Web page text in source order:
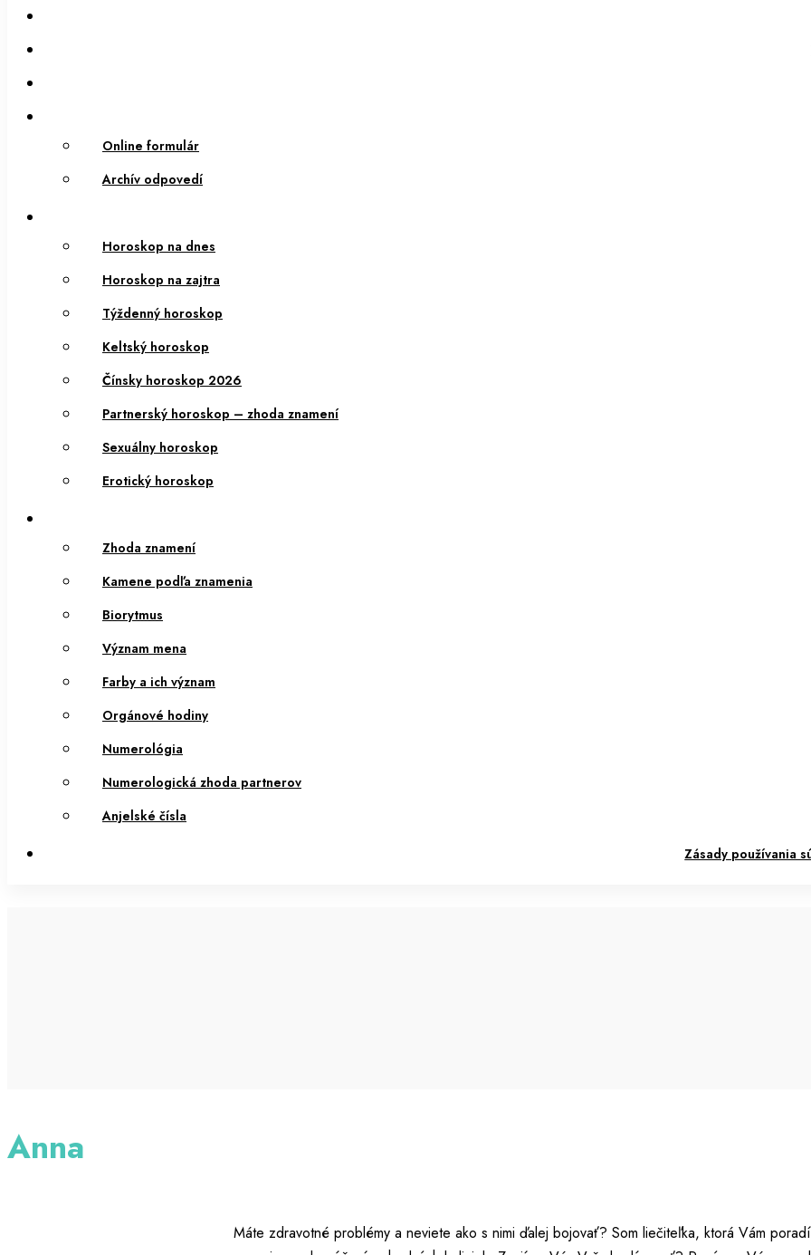
Online formulár
Archív odpovedí
Horoskop na dnes
Horoskop na zajtra
Týždenný horoskop
Keltský horoskop
Čínsky horoskop 2026
Partnerský horoskop – zhoda znamení
Sexuálny horoskop
Erotický horoskop
Zhoda znamení
Kamene podľa znamenia
Biorytmus
Význam mena
Farby a ich význam
Orgánové hodiny
Numerológia
Numerologická zhoda partnerov
Anjelské čísla
Zásady používania
Anna
Máte zdravotné problémy a neviete ako s nimi ďalej bojovať? Som liečiteľka, ktorá Vám